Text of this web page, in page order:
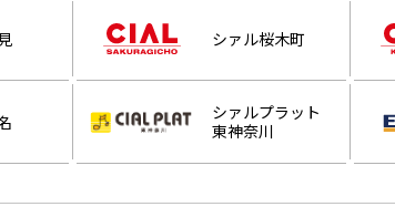
シァル桜木町
シァルプラット
東神奈川